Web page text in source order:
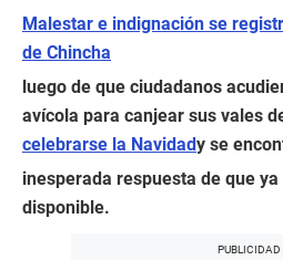
Malestar e indignación se
de Chincha
luego de que ciudadanos
avícola para canjear sus vales
celebrarse la Navidady se
inesperada respuesta de que
disponible.